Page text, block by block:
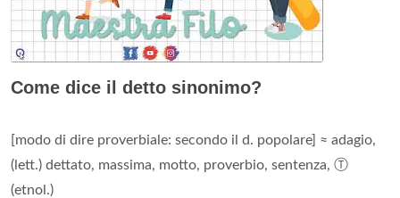
Come dice il detto sinonimo?
[modo di dire proverbiale: secondo il d. popolare] ≈ adagio,
(lett.) dettato, massima, motto, proverbio, sentenza, Ⓣ
(etnol.)